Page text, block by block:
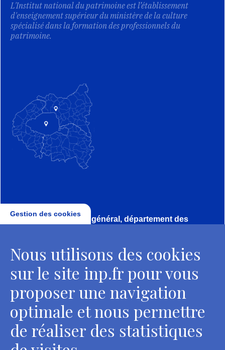
L'Institut national du patrimoine est l’établissement
d'enseignement supérieur du ministère de la culture
spécialisé dans la formation des professionnels du
patrimoine.
Direction, secrétariat général, département des
2 rue Vivienne - 75002 Paris
Tél. : + 33 1 44 41 16 41
Contacts
Département des restaurateurs
Gestion des cookies
Nous utilisons des cookies
sur le site inp.fr pour vous
proposer une navigation
optimale et nous permettre
de réaliser des statistiques